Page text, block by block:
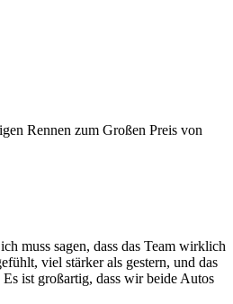
Rennen zum Großen Preis von
muss sagen, dass das Team wirklich
viel stärker als gestern, und das
ist großartig, dass wir beide Autos